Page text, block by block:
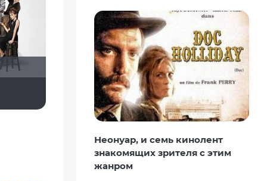
Бомжара с дробовиком
Неонуар, и семь кинолент
знакомящих зрителя с этим
жанром